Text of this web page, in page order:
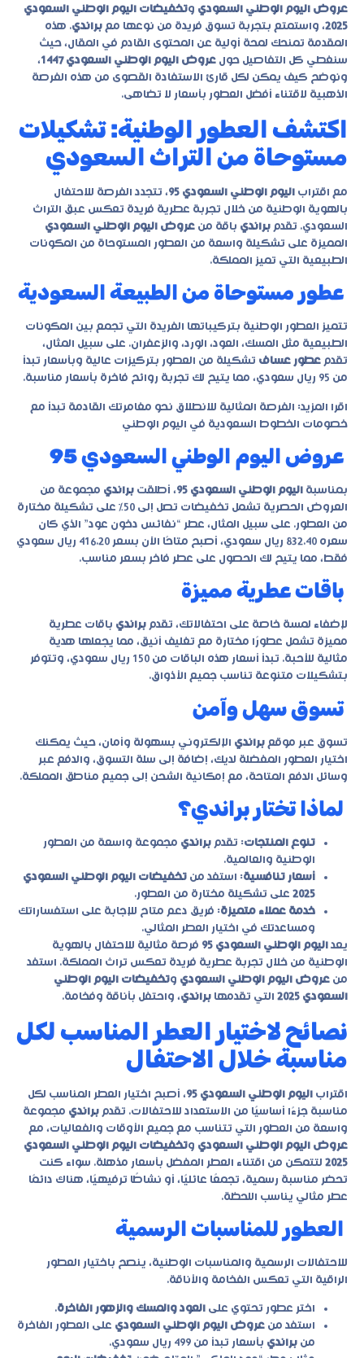
عروض اليوم الوطني السعودي وتخفيضات اليوم الوطني السعودي
2025، واستمتع بتجربة تسوق فريدة من نوعها مع براندي. هذه
المقدمة تمنحك لمحة أولية عن المحتوى القادم في المقال، حيث
سنغطي كل التفاصيل حول عروض اليوم الوطني السعودي 1447
،
ونوضح كيف يمكن لكل قارئ الاستفادة القصوى من هذه الفرصة
الذهبية لاقتناء أفضل العطور بأسعار لا تضاهى.
اكتشف العطور الوطنية: تشكيلات
مستوحاة من التراث السعودي
مع اقتراب اليوم الوطني السعودي 95
، تتجدد الفرصة للاحتفال
بالهوية الوطنية من خلال تجربة عطرية فريدة تعكس عبق التراث
السعودي. تقدم براندي باقة من عروض اليوم الوطني السعودي
المميزة على تشكيلة واسعة من العطور المستوحاة من المكونات
الطبيعية التي تميز المملكة.
عطور مستوحاة من الطبيعة السعودية
تتميز العطور الوطنية بتركيباتها الفريدة التي تجمع بين المكونات
الطبيعية مثل المسك، العود، الورد، والزعفران. على سبيل المثال،
تقدم عطور عساف تشكيلة من العطور بتركيزات عالية وبأسعار تبدأ
من 95 ريال سعودي، مما يتيح لك تجربة روائح فاخرة بأسعار مناسبة.
اقرا المزيد: الفرصة المثالية للانطلاق نحو مغامرتك القادمة تبدأ مع
خصومات الخطوط السعودية في اليوم الوطني
عروض اليوم الوطني السعودي 95
بمناسبة اليوم الوطني السعودي 95 ، أطلقت براندي مجموعة من
العروض الحصرية تشمل تخفيضات تصل إلى 50% على تشكيلة مختارة
من العطور. على سبيل المثال، عطر “نفائس دخون عود” الذي كان
سعره 832.40 ريال سعودي، أصبح متاحًا الآن بسعر 416.20 ريال سعودي
فقط، مما يتيح لك الحصول على عطر فاخر بسعر مناسب.
باقات عطرية مميزة
لإضفاء لمسة خاصة على احتفالاتك، تقدم براندي باقات عطرية
مميزة تشمل عطورًا مختارة مع تغليف أنيق، مما يجعلها هدية
مثالية للأحبة. تبدأ أسعار هذه الباقات من 150 ريال سعودي، وتتوفر
بتشكيلات متنوعة تناسب جميع الأذواق.
تسوق سهل وآمن
تسوق عبر موقع براندي الإلكتروني بسهولة وأمان، حيث يمكنك
اختيار العطور المفضلة لديك، إضافة إلى سلة التسوق، والدفع عبر
وسائل الدفع المتاحة، مع إمكانية الشحن إلى جميع مناطق المملكة.
لماذا تختار براندي؟
تنوع المنتجات: تقدم براندي مجموعة واسعة من العطور
الوطنية والعالمية.
أسعار تنافسية: استفد من تخفيضات اليوم الوطني السعودي
2025 على تشكيلة مختارة من العطور.
خدمة عملاء متميزة: فريق دعم متاح للإجابة على استفساراتك
ومساعدتك في اختيار العطر المثالي.
يعد اليوم الوطني السعودي 95
فرصة مثالية للاحتفال بالهوية
الوطنية من خلال تجربة عطرية فريدة تعكس تراث المملكة. استفد
من عروض اليوم الوطني السعودي وتخفيضات اليوم الوطني
السعودي 2025
التي تقدمها براندي، واحتفل بأناقة وفخامة.
نصائح لاختيار العطر المناسب لكل
مناسبة خلال الاحتفال
اقتراب اليوم الوطني السعودي 95
، أصبح اختيار العطر المناسب لكل
مناسبة جزءًا أساسيًا من الاستعداد للاحتفالات. تقدم براندي مجموعة
واسعة من العطور التي تتناسب مع جميع الأوقات والفعاليات، مع
عروض اليوم الوطني السعودي وتخفيضات اليوم الوطني السعودي
2025 لتتمكن من اقتناء العطر المفضل بأسعار مذهلة. سواء كنت
تحضر مناسبة رسمية، تجمعًا عائليًا، أو نشاطًا ترفيهيًا، هناك دائمًا
عطر مثالي يناسب اللحظة.
العطور للمناسبات الرسمية
للاحتفالات الرسمية والمناسبات الوطنية، ينصح باختيار العطور
الراقية التي تعكس الفخامة والأناقة.
اختر عطور تحتوي على العود والمسك والزهور الفاخرة.
استفد من عروض اليوم الوطني السعودي على العطور الفاخرة
من براندي بأسعار تبدأ من 499 ريال سعودي.